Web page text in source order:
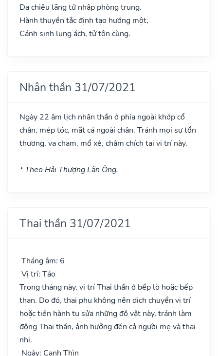
Dạ chiêu lãng tử nhập phòng trung.
Hành thuyền tắc định tạo hướng một,
Cánh sinh lung ách, tử tôn cùng.
Nhân thần 31/07/2021
Ngày 22 âm lịch nhân thần ở phía ngoài khớp cổ
chân, mép tóc, mắt cá ngoài chân. Tránh mọi sự tổn
thương, va chạm, mổ xẻ, châm chích tại vị trí này.
* Theo Hải Thượng Lãn Ông.
Thai thần 31/07/2021
Tháng âm: 6
Vị trí: Táo
Trong tháng này, vị trí Thai thần ở bếp lò hoặc bếp
than. Do đó, thai phụ không nên dịch chuyển vị trí
hoặc tiến hành tu sửa những đồ vật này, tránh làm
động Thai thần, ảnh hưởng đến cả người mẹ và thai
nhi.
Ngày: Canh Thìn